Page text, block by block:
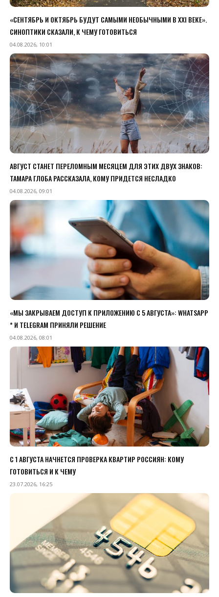
«СЕНТЯБРЬ И ОКТЯБРЬ БУДУТ САМЫМИ НЕОБЫЧНЫМИ В XXI ВЕКЕ».
СИНОПТИКИ СКАЗАЛИ, К ЧЕМУ ГОТОВИТЬСЯ
04.08.2026, 10:01
АВГУСТ СТАНЕТ ПЕРЕЛОМНЫМ МЕСЯЦЕМ ДЛЯ ЭТИХ ДВУХ ЗНАКОВ:
ТАМАРА ГЛОБА РАССКАЗАЛА, КОМУ ПРИДЕТСЯ НЕСЛАДКО
04.08.2026, 09:01
«МЫ ЗАКРЫВАЕМ ДОСТУП К ПРИЛОЖЕНИЮ C 5 АВГУСТА»: WHATSAPP
* И TELEGRAM ПРИНЯЛИ РЕШЕНИЕ
04.08.2026, 08:01
С 1 АВГУСТА НАЧНЕТСЯ ПРОВЕРКА КВАРТИР РОССИЯН: КОМУ
ГОТОВИТЬСЯ И К ЧЕМУ
23.07.2026, 16:25